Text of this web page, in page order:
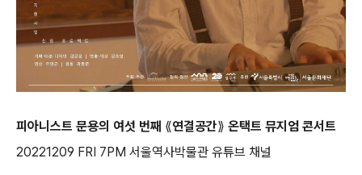
피아니스트 문용의 여섯 번째 ⟪연결공간⟫ 온택트 뮤지엄 콘서트
20221209 FRI 7PM 서울역사박물관 유튜브 채널